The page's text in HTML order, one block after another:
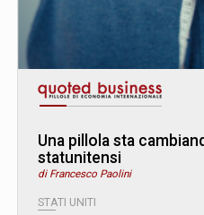
Una pillola sta
statunitensi
di Francesco Paolini
STATI UNITI